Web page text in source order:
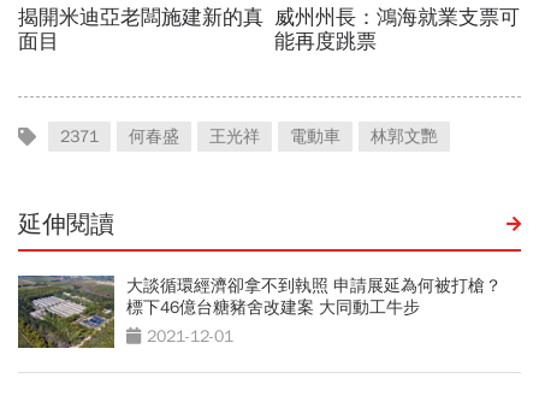
2371 何春盛 王光祥 電動車 林郭文艷
延伸閱讀
大談循環經濟卻拿不到執照 申請展延為何被打槍？
標下46億台糖豬舍改建案 大同動工牛步
2021-12-01